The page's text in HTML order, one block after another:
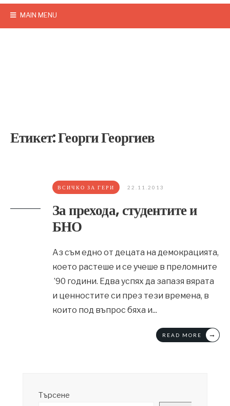
MAIN MENU
Етикет:Георги Георгиев
ВСИЧКО ЗА ГЕРИ 22.11.2013
За прехода, студентите и
БНО
Аз съм едно от децата на демокрацията,
което растеше и се учеше в преломните
’90 години. Едва успях да запазя вярата
и ценностите си през тези времена, в
които под въпрос бяха и...
READ MORE →
Търсене